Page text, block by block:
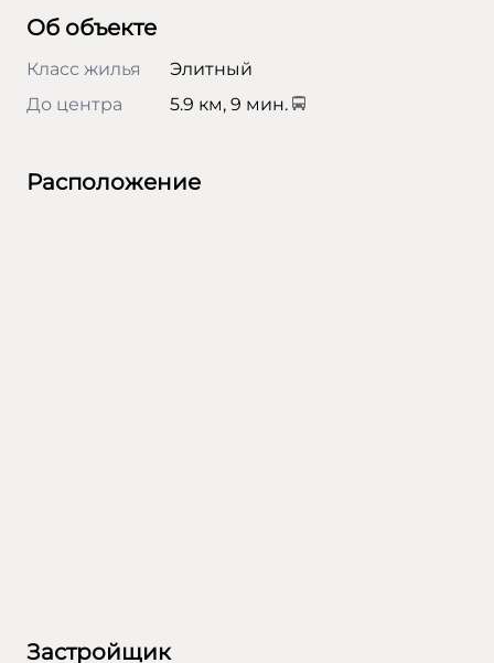
Об объекте
Класс жилья
Элитный
До центра
5.9 км, 9 мин.
Расположение
Застройщик